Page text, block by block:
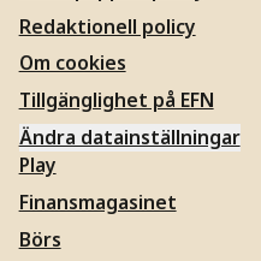
Redaktionell policy
Om cookies
Tillgänglighet på EFN
Ändra datainställningar
Play
Finansmagasinet
Börs